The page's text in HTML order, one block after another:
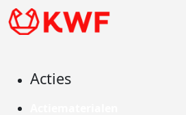
Acties